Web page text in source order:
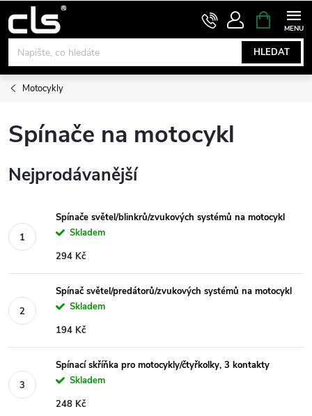
na
obsah
HLEDAT
NÁKUPNÍ
KOŠÍK
Motocykly
Spínače na motocykl
Nejprodávanější
Spínače světel/blinkrů/zvukových systémů na motocykl
Skladem
294 Kč
Spínač světel/predátorů/zvukových systémů na motocykl
Skladem
194 Kč
Spínací skříňka pro motocykly/čtyřkolky, 3 kontakty
Skladem
248 Kč